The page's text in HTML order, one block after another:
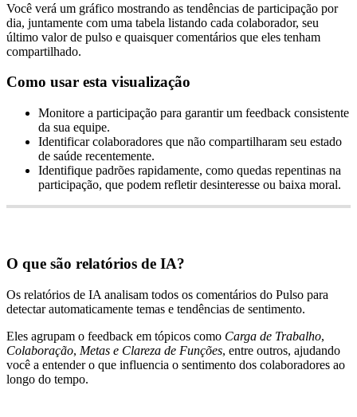
Você verá um gráfico mostrando as tendências de participação por
dia, juntamente com uma tabela listando cada colaborador, seu
último valor de pulso e quaisquer comentários que eles tenham
compartilhado.
Como usar esta visualização
Monitore a participação para garantir um feedback consistente
da sua equipe.
Identificar colaboradores que não compartilharam seu estado
de saúde recentemente.
Identifique padrões rapidamente, como quedas repentinas na
participação, que podem refletir desinteresse ou baixa moral.
O que são relatórios de IA?
Os relatórios de IA analisam todos os comentários do Pulso para
detectar automaticamente temas e tendências de sentimento.
Eles agrupam o feedback em tópicos como Carga de Trabalho,
Colaboração, Metas e Clareza de Funções, entre outros, ajudando
você a entender o que influencia o sentimento dos colaboradores ao
longo do tempo.